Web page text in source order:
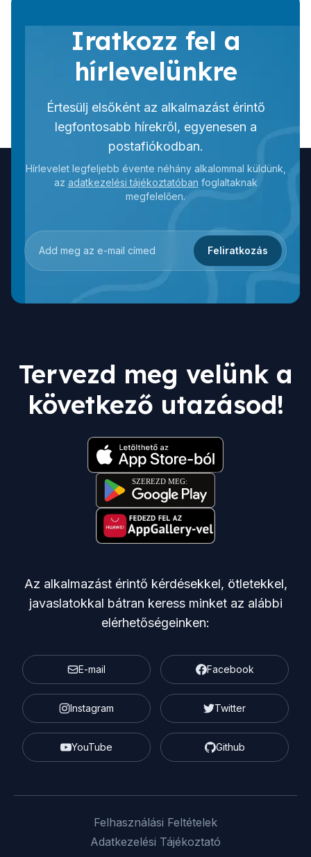
Iratkozz fel a
hírlevelünkre
Értesülj elsőként az alkalmazást érintő
legfontosabb hírekről, egyenesen a
postafiókodban.
Hírlevelet legfeljebb évente néhány alkalommal küldünk,
az adatkezelési tájékoztatóban foglaltaknak
megfelelően.
Feliratkozás
Tervezd meg velünk a
következő utazásod!
Az alkalmazást érintő kérdésekkel, ötletekkel,
javaslatokkal bátran keress minket az alábbi
elérhetőségeinken:
E-mail Facebook
Instagram Twitter
YouTube Github
Felhasználási Feltételek
Adatkezelési Tájékoztató